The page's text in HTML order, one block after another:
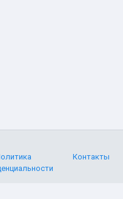
Контакты